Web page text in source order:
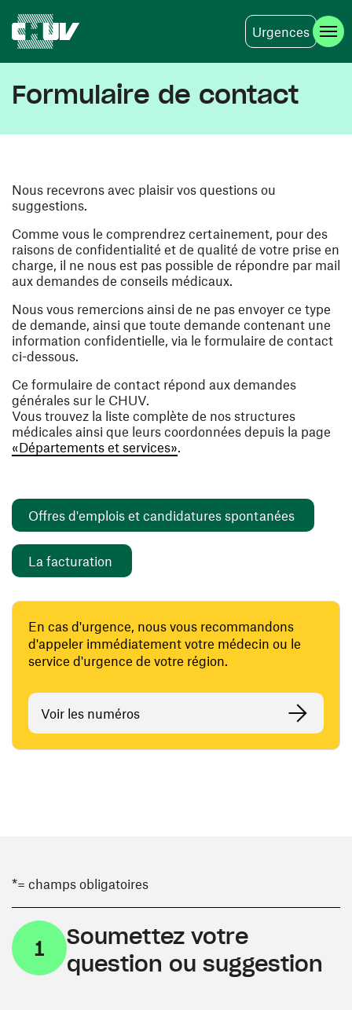
Urgences
Formulaire de contact
Nous recevrons avec plaisir vos questions ou
suggestions.
Comme vous le comprendrez certainement, pour des
raisons de confidentialité et de qualité de votre prise en
charge, il ne nous est pas possible de répondre par mail
aux demandes de conseils médicaux.
Nous vous remercions ainsi de ne pas envoyer ce type
de demande, ainsi que toute demande contenant une
information confidentielle, via le formulaire de contact
ci-dessous.
Ce formulaire de contact répond aux demandes
générales sur le CHUV.
Vous trouvez la liste complète de nos structures
médicales ainsi que leurs coordonnées depuis la page
«Départements et services».
Offres d'emplois et candidatures spontanées
La facturation
En cas d'urgence, nous vous recommandons
d'appeler immédiatement votre médecin ou le
service d'urgence de votre région.
Voir les numéros
*= champs obligatoires
1
Soumettez votre
question ou suggestion